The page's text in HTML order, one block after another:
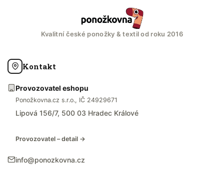
Kvalitní české ponožky & textil od roku 2016
Kontakt
Provozovatel eshopu
Ponožkovna.cz s.r.o., IČ 24929671
Lipová 156/7, 500 03 Hradec Králové
Provozovatel – detail →
info@ponozkovna.cz